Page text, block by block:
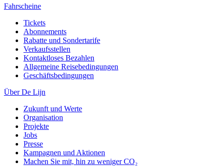
Fahrscheine
Tickets
Abonnements
Rabatte und Sondertarife
Verkaufsstellen
Kontaktloses Bezahlen
Allgemeine Reisebedingungen
Geschäftsbedingungen
Über De Lijn
Zukunft und Werte
Organisation
Projekte
Jobs
Presse
Kampagnen und Aktionen
Machen Sie mit, hin zu weniger CO₂